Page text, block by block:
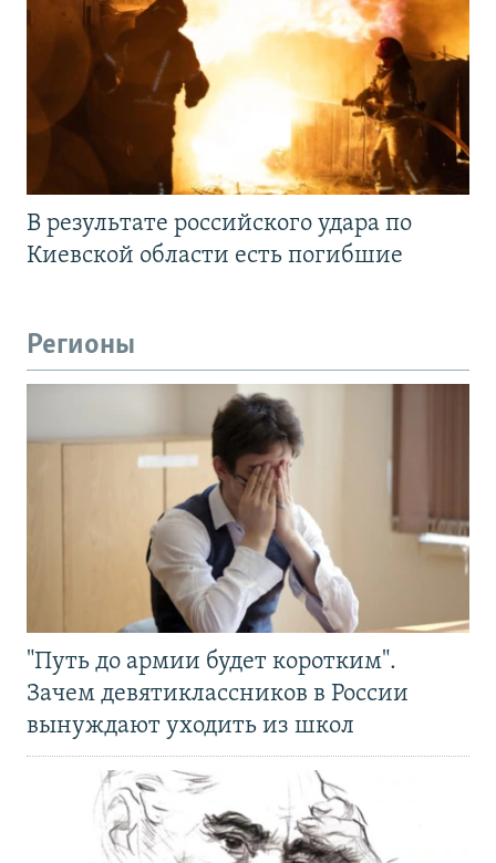
В результате российского удара по
Киевской области есть погибшие
Регионы
"Путь до армии будет коротким".
Зачем девятиклассников в России
вынуждают уходить из школ